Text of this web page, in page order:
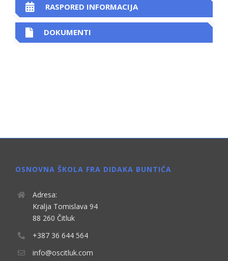
RASPORED INFORMACIJA
DOKUMENTI
OSNOVNA ŠKOLA FRA DIDAKA BUNTIĆA
Adresa:
Kralja Tomislava 94
88 260 Čitluk
+387 36 644 564
info@oscitluk.com